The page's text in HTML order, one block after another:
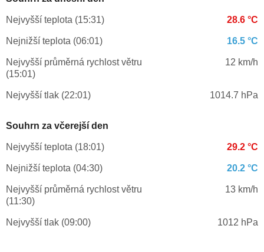
Nejvyšší teplota (15:31) 28.6 °C
Nejnižší teplota (06:01) 16.5 °C
Nejvyšší průměrná rychlost větru
(15:01)
12 km/h
Nejvyšší tlak (22:01) 1014.7 hPa
Souhrn za včerejší den
Nejvyšší teplota (18:01) 29.2 °C
Nejnižší teplota (04:30) 20.2 °C
Nejvyšší průměrná rychlost větru
(11:30)
13 km/h
Nejvyšší tlak (09:00) 1012 hPa